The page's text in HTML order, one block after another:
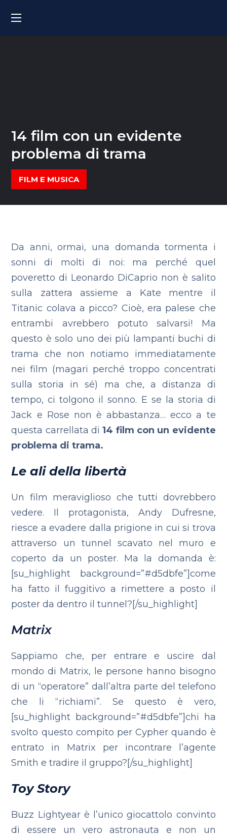
14 film con un evidente
problema di trama
FILM E MUSICA
Da anni, ormai, una domanda tormenta i
sonni di molti di noi: ma perché quel
poveretto di Leonardo DiCaprio non è salito
sulla zattera assieme a Kate mentre il
Titanic colava a picco? Cioè, era palese che
entrambi avrebbero potuto salvarsi! Ma
questo è solo uno dei più lampanti buchi di
trama che non notiamo immediatamente
nei film (magari perché troppo concentrati
sulla storia in sé) ma che, a distanza di
tempo, ci tolgono il sonno. E se la storia di
Jack e Rose non è abbastanza… ecco a te
questa carrellata di 14 film con un evidente
problema di trama.
Le ali della libertà
Un film meraviglioso che tutti dovrebbero
vedere. Il protagonista, Andy Dufresne,
riesce a evadere dalla prigione in cui si trova
attraverso un tunnel scavato nel muro e
coperto da un poster. Ma la domanda è:
[su_highlight background=”#d5dbfe”]come
ha fatto il fuggitivo a rimettere a posto il
poster da dentro il tunnel?[/su_highlight]
Matrix
Sappiamo che, per entrare e uscire dal
mondo di Matrix, le persone hanno bisogno
di un “operatore” dall’altra parte del telefono
che li “richiami”. Se questo è vero,
[su_highlight background=”#d5dbfe”]chi ha
svolto questo compito per Cypher quando è
entrato in Matrix per incontrare l’agente
Smith e tradire il gruppo?[/su_highlight]
Toy Story
Buzz Lightyear è l’unico giocattolo convinto
di essere un vero astronauta e non un